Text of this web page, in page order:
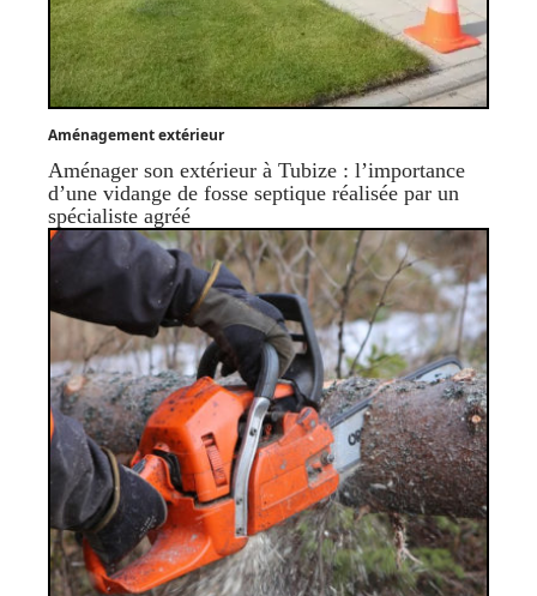
Aménagement extérieur
Aménager son extérieur à Tubize : l’importance
d’une vidange de fosse septique réalisée par un
spécialiste agréé